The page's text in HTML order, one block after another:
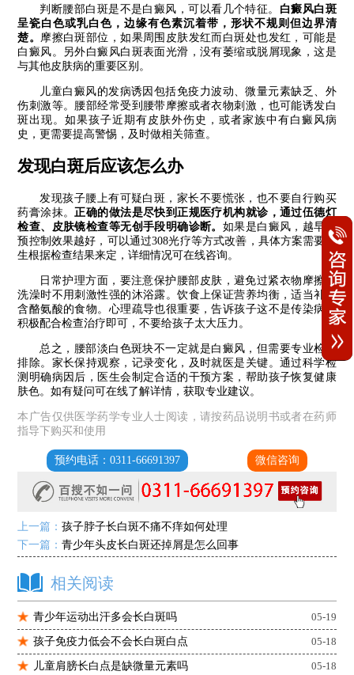
判断腰部白斑是不是白癜风，可以看几个特征。 白癜风白斑
呈瓷白色或乳白色，边缘有色素沉着带，形状不规则但边界清
楚。 摩擦白斑部位，如果周围皮肤发红而白斑处也发红，可能是
白癜风。另外白癜风白斑表面光滑，没有萎缩或脱屑现象，这是
与其他皮肤病的重要区别。
儿童白癜风的发病诱因包括免疫力波动、微量元素缺乏、外
伤刺激等。腰部经常受到腰带摩擦或者衣物刺激，也可能诱发白
斑出现。如果孩子近期有皮肤外伤史，或者家族中有白癜风病
史，更需要提高警惕，及时做相关筛查。
发现白斑后应该怎么办
发现孩子腰上有可疑白斑，家长不要慌张，也不要自行购买
药膏涂抹。正确的做法是尽快到正规医疗机构就诊，通过伍德灯
检查、皮肤镜检查等无创手段明确诊断。 如果是白癜风，越早干
预控制效果越好，可以通过308光疗等方式改善，具体方案需要医
生根据检查结果来定，详细情况可在线咨询。
日常护理方面，要注意保护腰部皮肤，避免过紧衣物摩擦，
洗澡时不用刺激性强的沐浴露。饮食上保证营养均衡，适当补充
含酪氨酸的食物。心理疏导也很重要，告诉孩子这不是传染病，
积极配合检查治疗即可，不要给孩子太大压力。
总之，腰部淡白色斑块不一定就是白癜风，但需要专业检查
排除。家长保持观察，记录变化，及时就医是关键。通过科学检
测明确病因后，医生会制定合适的干预方案，帮助孩子恢复健康
肤色。如有疑问可在线了解详情，获取专业建议。
本广告仅供医学药学专业人士阅读，请按药品说明书或者在药师
指导下购买和使用
预约电话：0311-66691397 微信咨询
上一篇：孩子脖子长白斑不痛不痒如何处理
下一篇：青少年头皮长白斑还掉屑是怎么回事
相关阅读
青少年运动出汗多会长白斑吗 05-19
孩子免疫力低会不会长白斑白点 05-18
儿童肩膀长白点是缺微量元素吗 05-18